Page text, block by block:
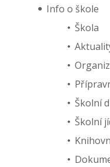
Info o škole
Škola
Školní
Školní